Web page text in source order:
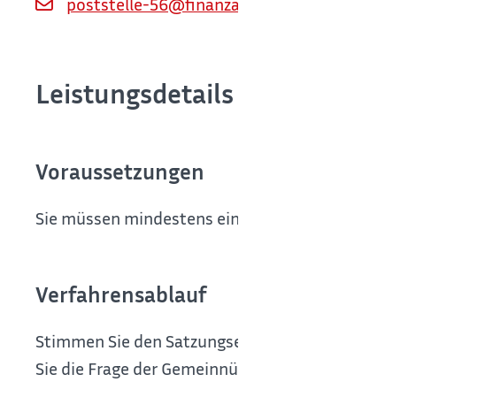
Leistungsdetails
Voraussetzungen
Sie müssen mindestens einen Satzungsentwurf vorlegen.
Verfahrensablauf
Stimmen Sie den Satzungsentwurf bereits vor der
Sie die Frage der Gemeinnützigkeit. So können Sie, wenn